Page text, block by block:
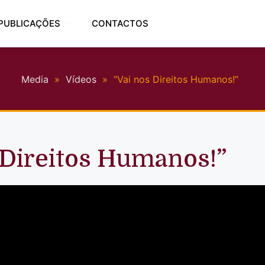
CONTACTOS
Media » Vídeos » “Vai nos Direitos Humanos!”
Humanos!”